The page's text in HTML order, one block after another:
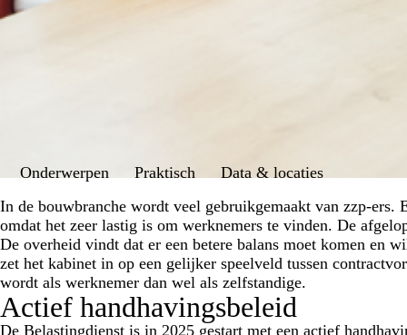
Onderwerpen Praktisch
Data & locaties
In de bouwbranche wordt veel gebruikgemaakt van zzp-
omdat het zeer lastig is om werknemers te vinden. De
De overheid vindt dat er een betere balans moet komen en
zet het kabinet in op een gelijker speelveld tussen
wordt als werknemer dan wel als zelfstandige.
Actief handhavingsbeleid
De Belastingdienst is in 2025 gestart met een actief